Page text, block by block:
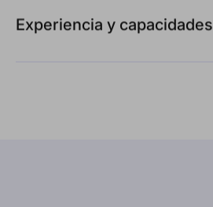
Experiencia y capacidades